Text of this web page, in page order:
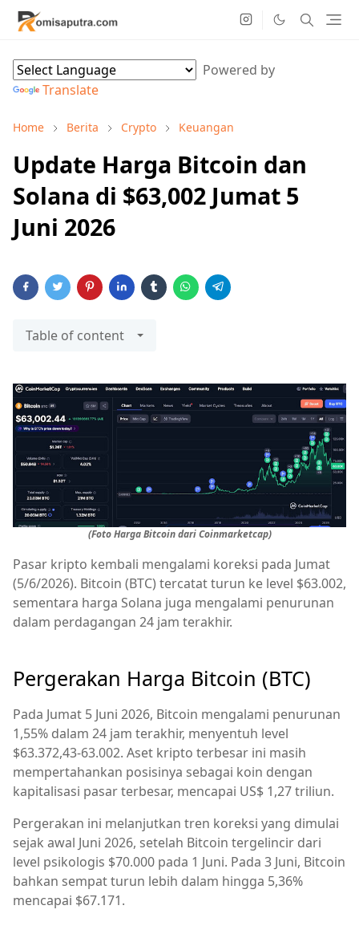
Powered by
Translate
Home Berita Crypto Keuangan
Update Harga Bitcoin dan
Solana di $63,002 Jumat 5
Juni 2026
Table of content
(Foto Harga Bitcoin dari Coinmarketcap)
Pasar kripto kembali mengalami koreksi pada Jumat
(5/6/2026). Bitcoin (BTC) tercatat turun ke level $63.002,
sementara harga Solana juga mengalami penurunan
dalam perdagangan 24 jam terakhir.
Pergerakan Harga Bitcoin (BTC)
Pada Jumat 5 Juni 2026, Bitcoin mengalami penurunan
1,55% dalam 24 jam terakhir, menyentuh level
$63.372,43-63.002. Aset kripto terbesar ini masih
mempertahankan posisinya sebagai koin dengan
kapitalisasi pasar terbesar, mencapai US$ 1,27 triliun.
Pergerakan ini melanjutkan tren koreksi yang dimulai
sejak awal Juni 2026, setelah Bitcoin tergelincir dari
level psikologis $70.000 pada 1 Juni. Pada 3 Juni, Bitcoin
bahkan sempat turun lebih dalam hingga 5,36%
mencapai $67.171.